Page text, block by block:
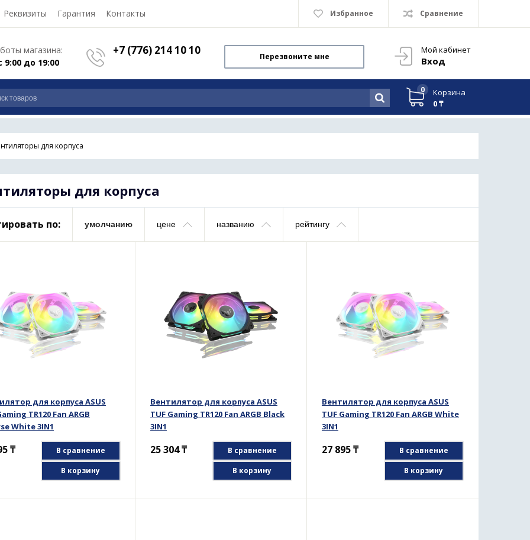
Реквизиты Гарантия Контакты Избранное Сравнение
Мой кабинет
Вход
магазина:
9:00 до 19:00
+7 (776) 214 10 10 Перезвоните мне
0
Корзина
0 ₸
для корпуса
для корпуса
по: умолчанию цене названию рейтингу
для корпуса ASUS
TR120 Fan ARGB
White 3IN1
₸
В сравнение
В корзину
Вентилятор для корпуса ASUS
TUF Gaming TR120 Fan ARGB Black
3IN1
25 304₸
В сравнение
В корзину
Вентилятор для корпуса ASUS
TUF Gaming TR120 Fan ARGB White
3IN1
27 895₸
В сравнение
В корзину